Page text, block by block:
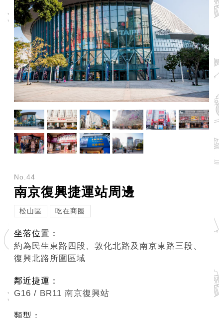
導
覽
回
首
頁
ENGLISH
常
見
問
雙
詞
臺
北
陳
No.44
南京復興捷運站周邊
松山區 吃在商圈
坐落位置：
約為民生東路四段、敦化北路及南京東路三段、
復興北路所圍區域
鄰近捷運：
G16 / BR11 南京復興站
類型：